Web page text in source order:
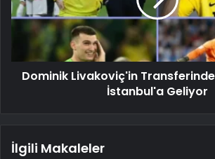
Dominik Livakoviç'in
İstanbul'a Geliyor
İlgili Makaleler